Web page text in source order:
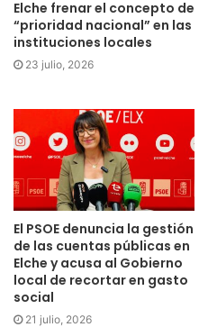
Elche frenar el concepto de
“prioridad nacional” en las
instituciones locales
23 julio, 2026
El PSOE denuncia la gestión
de las cuentas públicas en
Elche y acusa al Gobierno
local de recortar en gasto
social
21 julio, 2026